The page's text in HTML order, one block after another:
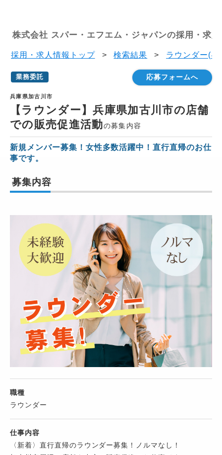
株式会社 スパー・エフエム・ジャパンの採用・求
採用・求人情報トップ > 検索結果 > ラウンダー(
業務委託 応募フォームへ
兵庫県加古川市
【ラウンダー】兵庫県加古川市の店舗
での販売促進活動の募集内容
新規メンバー募集！女性多数活躍中！直行直帰のお仕
事です。
募集内容
職種
ラウンダー
仕事内容
〈新着〉直行直帰のラウンダー募集！ノルマなし！